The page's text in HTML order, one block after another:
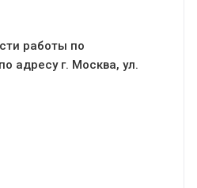
работы по
адресу г. Москва, ул.